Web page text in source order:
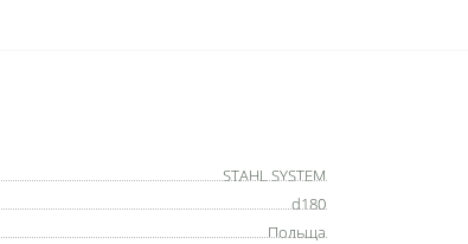
STAHL SYSTEM
d180
Польща